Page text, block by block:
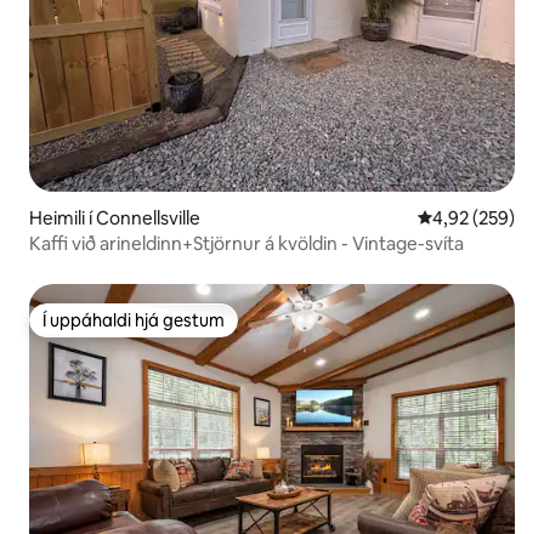
Heimili í Connellsville 4,92 af 5 í
4,92 (259)
Kaffi við arineldinn+Stjörnur á kvöldin - Vintage-svíta
Í uppáhaldi hjá gestum
Í uppáhaldi hjá gestum